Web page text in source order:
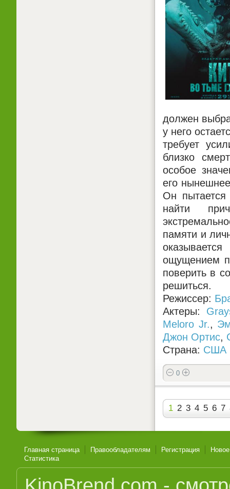
должен
у него
требует
близко
особое
его
Он
найти
памяти и
ощущением
поверить в
решиться.
Режиссер:
Актеры:
Meloro Jr.,
Джон Ортис,
Страна: США
0
1 2 3 4 5 6 7
Главная страница Правообладателям Регистрация
Статистика